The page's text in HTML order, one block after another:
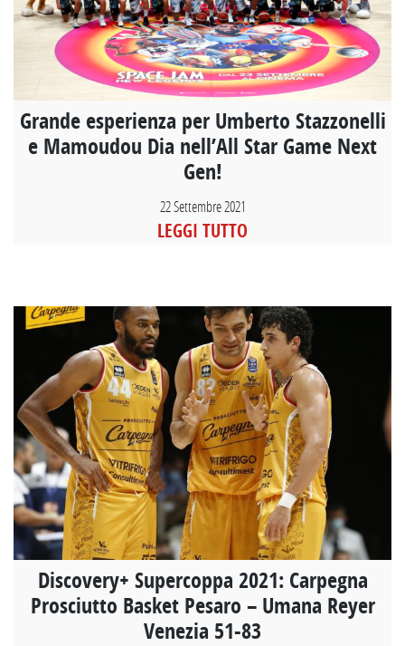
Grande esperienza per Umberto Stazzonelli
e Mamoudou Dia nell’All Star Game Next
Gen!
22 Settembre 2021
LEGGI TUTTO
Discovery+ Supercoppa 2021: Carpegna
Prosciutto Basket Pesaro – Umana Reyer
Venezia 51-83